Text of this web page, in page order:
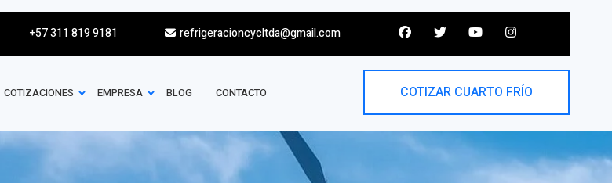
+57 311 819 9181 refrigeracioncycltda@gmail.com
COTIZACIONES EMPRESA BLOG CONTACTO COTIZAR CUARTO FRÍO